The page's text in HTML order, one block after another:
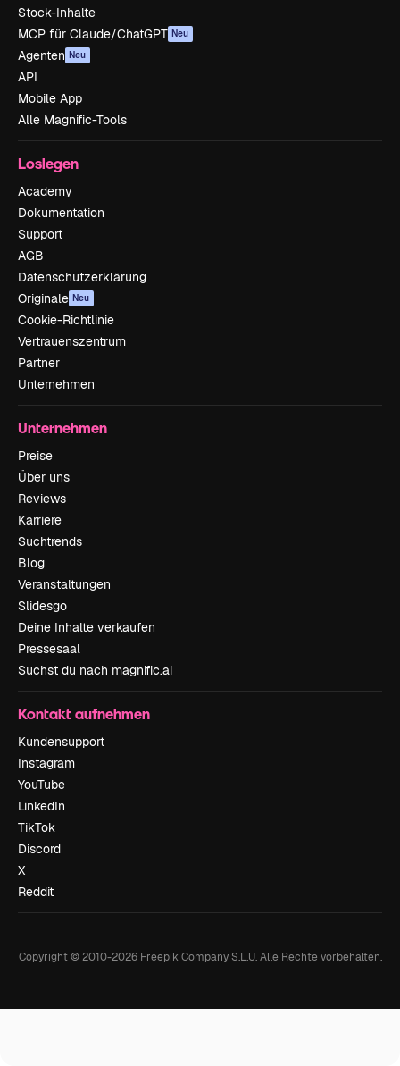
Stock-Inhalte
MCP für Claude/ChatGPT Neu
Agenten Neu
API
Mobile App
Alle Magnific-Tools
Loslegen
Academy
Dokumentation
Support
AGB
Datenschutzerklärung
Originale Neu
Cookie-Richtlinie
Vertrauenszentrum
Partner
Unternehmen
Unternehmen
Preise
Über uns
Reviews
Karriere
Suchtrends
Blog
Veranstaltungen
Slidesgo
Deine Inhalte verkaufen
Pressesaal
Suchst du nach magnific.ai
Kontakt aufnehmen
Kundensupport
Instagram
YouTube
LinkedIn
TikTok
Discord
X
Reddit
Copyright © 2010-2026Freepik Company S.L.U. Alle Rechte vorbehalten.